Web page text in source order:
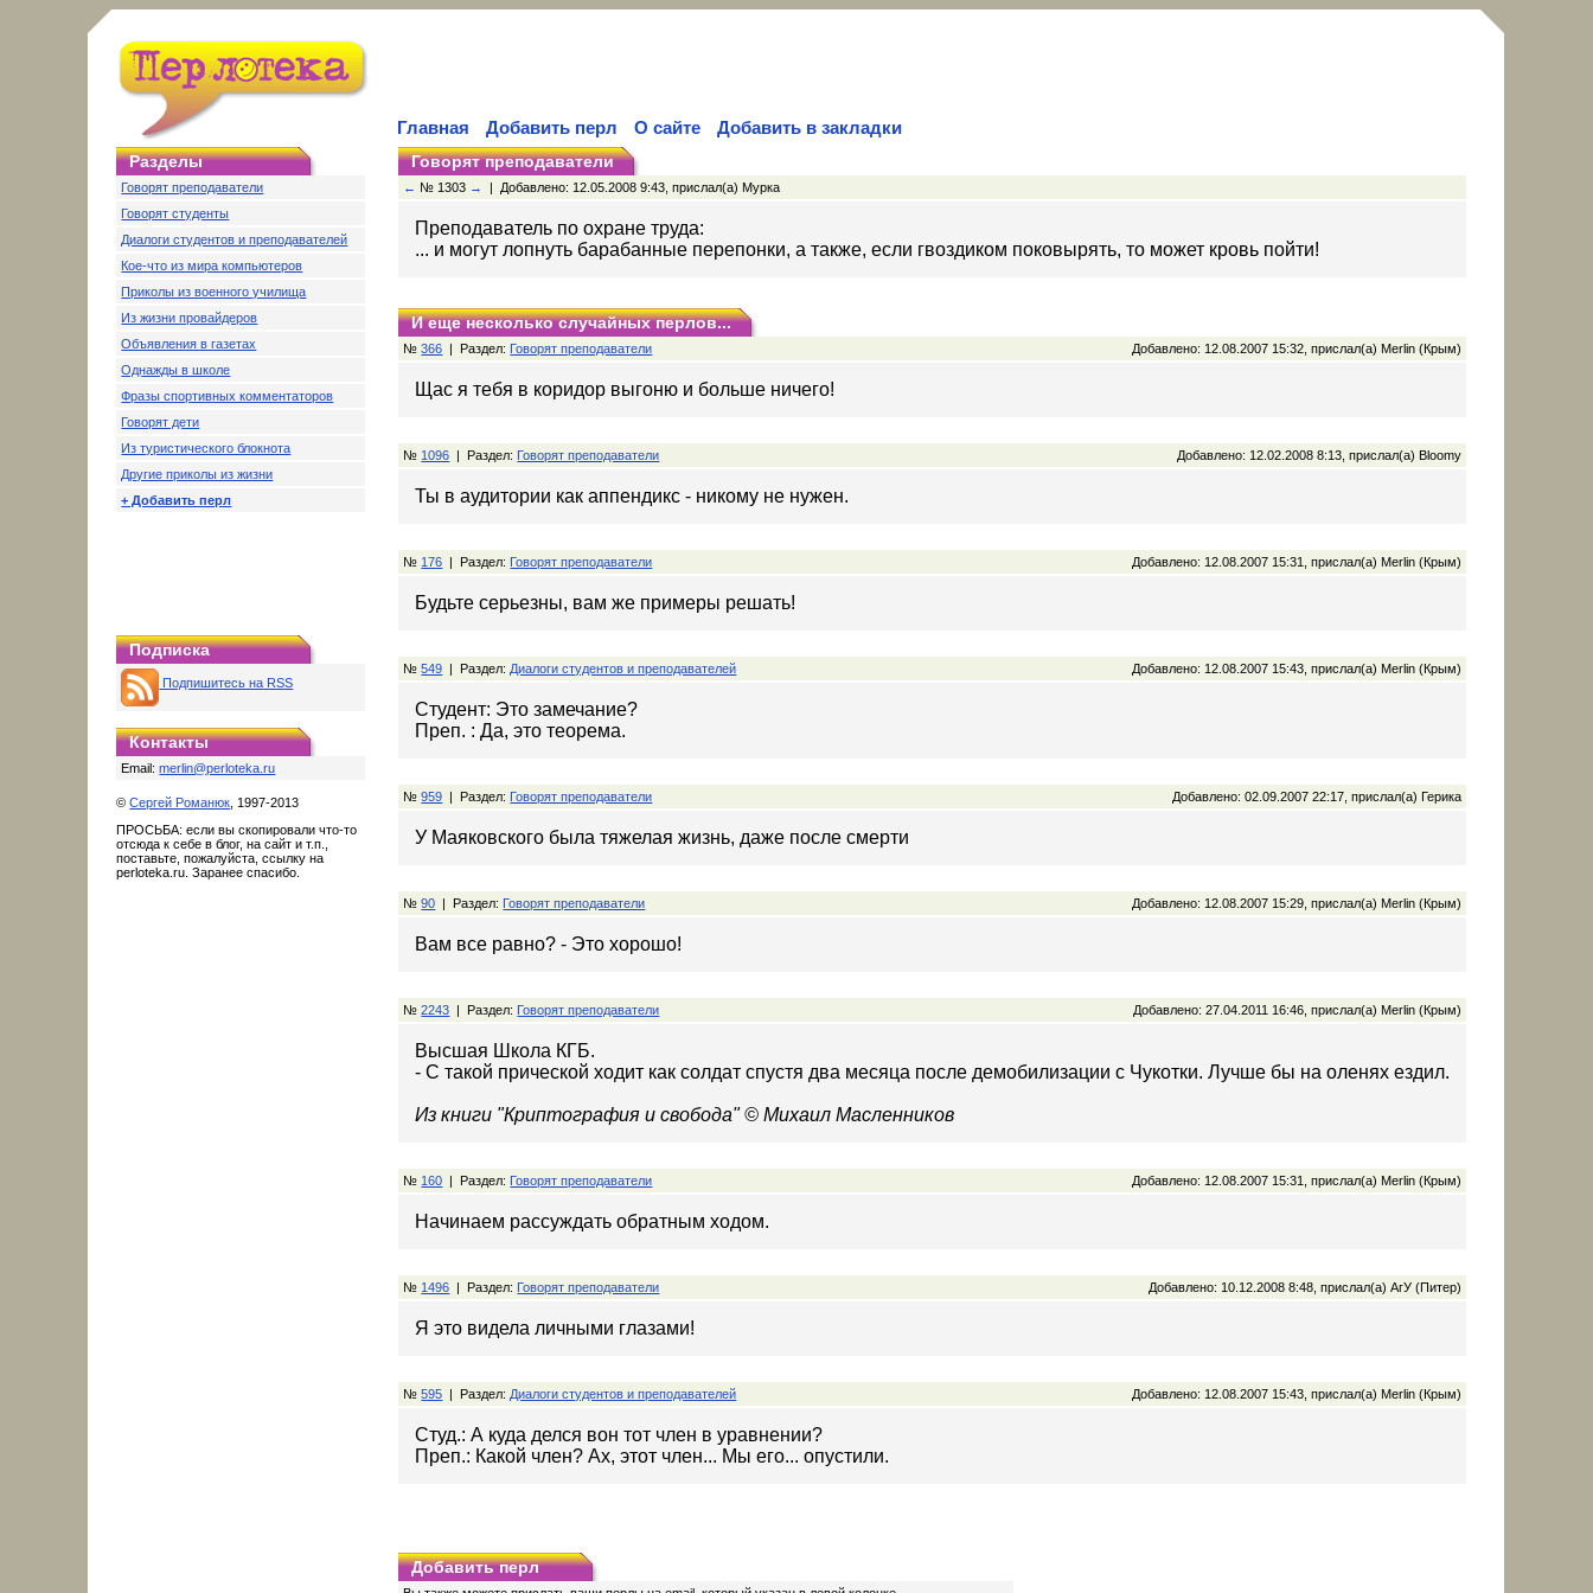
Главная Добавить перл О сайте
Добавить в закладки
Разделы
Говорят преподаватели
Говорят студенты
Диалоги студентов и преподавателей
Кое-что из мира компьютеров
Приколы из военного училища
Из жизни провайдеров
Объявления в газетах
Однажды в школе
Фразы спортивных комментаторов
Говорят дети
Из туристического блокнота
Другие приколы из жизни
+ Добавить перл
Подписка
Подпишитесь на RSS
Контакты
Email:merlin@perloteka.ru
©Сергей Романюк , 1997-2013
ПРОСЬБА: если вы скопировали что-то
отсюда к себе в блог, на сайт и т.п.,
поставьте, пожалуйста, ссылку на
perloteka.ru. Заранее спасибо.
Говорят преподаватели
← № 1303 → | Добавлено: 12.05.2008 9:43, прислал(а) Мурка
Преподаватель по охране труда:
... и могут лопнуть барабанные перепонки, а также, если гвоздиком поковырять, то может кровь пойти!
И еще несколько случайных перлов...
№366 | Раздел: Говорят преподаватели Добавлено: 12.08.2007 15:32, прислал(а) Merlin (Крым)
Щас я тебя в коридор выгоню и больше ничего!
№ 1096 | Раздел: Говорят преподаватели Добавлено: 12.02.2008 8:13, прислал(а) Bloomy
Ты в аудитории как аппендикс - никому не нужен.
№ 176 | Раздел: Говорят преподаватели Добавлено: 12.08.2007 15:31, прислал(а) Merlin (Крым)
Будьте серьезны, вам же примеры решать!
№549 | Раздел: Диалоги студентов и преподавателей Добавлено: 12.08.2007 15:43, прислал(а) Merlin (Крым)
Студент: Это замечание?
Преп. : Да, это теорема.
№959 | Раздел: Говорят преподаватели Добавлено: 02.09.2007 22:17, прислал(а) Герика
У Маяковского была тяжелая жизнь, даже после смерти
№90 | Раздел: Говорят преподаватели Добавлено: 12.08.2007 15:29, прислал(а) Merlin (Крым)
Вам все равно? - Это хорошо!
№2243 | Раздел: Говорят преподаватели Добавлено: 27.04.2011 16:46, прислал(а) Merlin (Крым)
Высшая Школа КГБ.
- С такой прической ходит как солдат спустя два месяца после демобилизации с Чукотки. Лучше бы на оленях ездил.
Из книги "Криптография и свобода" © Михаил Масленников
№ 160 | Раздел: Говорят преподаватели Добавлено: 12.08.2007 15:31, прислал(а) Merlin (Крым)
Начинаем рассуждать обратным ходом.
№ 1496 | Раздел: Говорят преподаватели Добавлено: 10.12.2008 8:48, прислал(а) АгУ (Питер)
Я это видела личными глазами!
№595 | Раздел: Диалоги студентов и преподавателей Добавлено: 12.08.2007 15:43, прислал(а) Merlin (Крым)
Студ.: А куда делся вон тот член в уравнении?
Преп.: Какой член? Ах, этот член... Мы его... опустили.
Добавить перл